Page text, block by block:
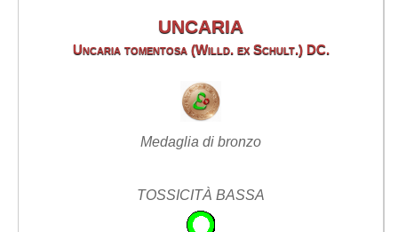
UNCARIA
Uncaria tomentosa (Willd. ex Schult.) DC.
Medaglia di bronzo
TOSSICITÀ BASSA